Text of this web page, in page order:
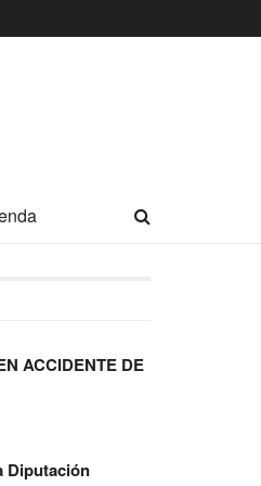
ACCIDENTE DE
Diputación